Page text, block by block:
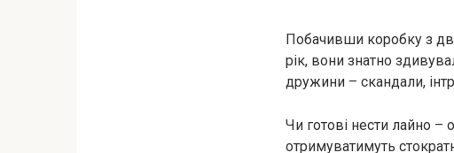
Побачивши коробку з
рік, вони знатно
дружини – скандали,
Чи готові нести лайно –
отримуватимуть